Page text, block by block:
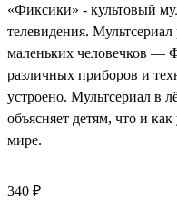
«Фиксики» - культовый
телевидения.
маленьких человечков —
различных приборов и
устроено. Мультсериал в
объясняет детям, что и
мире.
340 ₽